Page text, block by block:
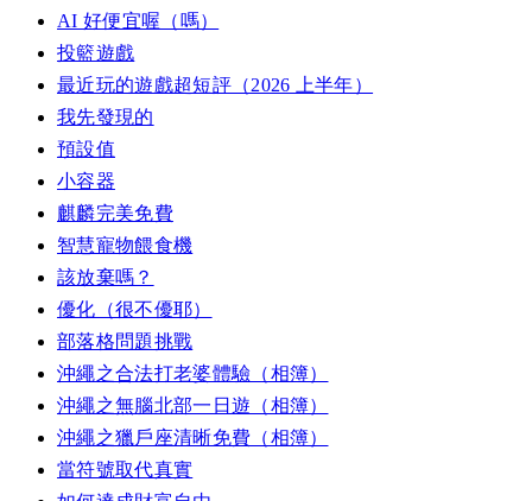
AI 好便宜喔（嗎）
投籃遊戲
最近玩的遊戲超短評（2026 上半年）
我先發現的
預設值
小容器
麒麟完美免費
智慧寵物餵食機
該放棄嗎？
優化（很不優耶）
部落格問題挑戰
沖繩之合法打老婆體驗（相簿）
沖繩之無腦北部一日遊（相簿）
沖繩之獵戶座清晰免費（相簿）
當符號取代真實